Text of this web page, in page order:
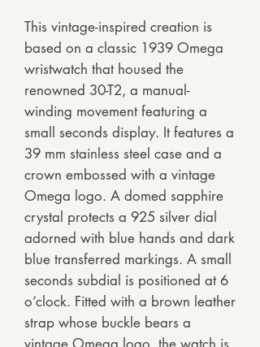
This vintage-inspired creation is
based on a classic 1939 Omega
wristwatch that housed the
renowned 30-T2, a manual-
winding movement featuring a
small seconds display. It features a
39 mm stainless steel case and a
crown embossed with a vintage
Omega logo. A domed sapphire
crystal protects a 925 silver dial
adorned with blue hands and dark
blue transferred markings. A small
seconds subdial is positioned at 6
o’clock. Fitted with a brown leather
strap whose buckle bears a